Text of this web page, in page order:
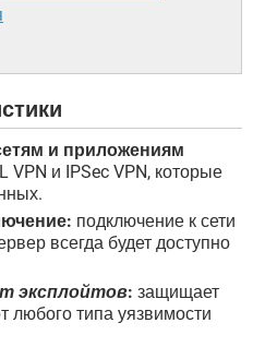
и приложениям
VPN и IPSec VPN, которые
подключение к сети
всегда будет доступно
эксплойтов: защищает
любого типа уязвимости